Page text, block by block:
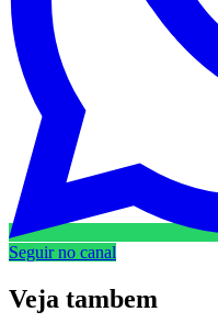
Seguir no canal
Veja tambem